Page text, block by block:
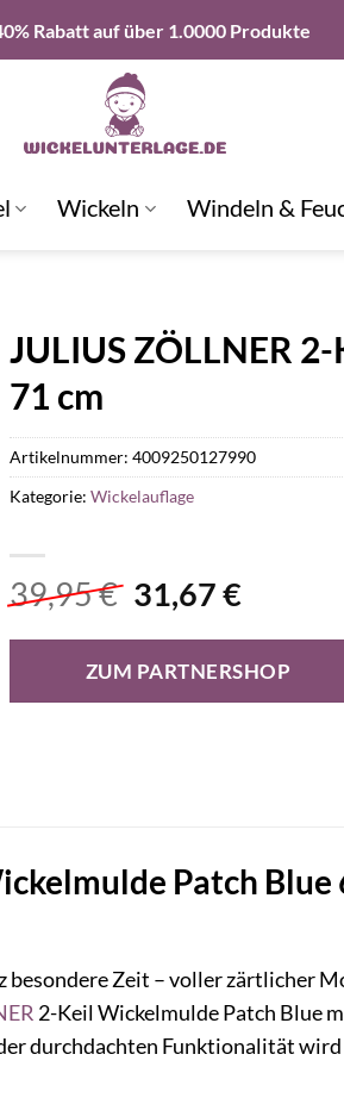
Rabatt auf über 1.0000 Produkte
Wickeln Windeln &
JULIUS ZÖLLNER
71 cm
39,95€ Ursprünglicher
Preis
war:
39,95 €
31,67€
ist:
31,67 €.
ZUM PARTNERSHOP
Artikelnummer: 4009250127990
Kategorie: Wickelauflage
Patch
Zeit – voller zärtlicher
2-Keil Wickelmulde Patch Blue
durchdachten Funktionalität